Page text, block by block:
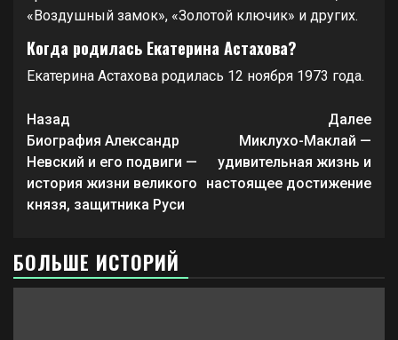
«Воздушный замок», «Золотой ключик» и других.
Когда родилась Екатерина Астахова?
Екатерина Астахова родилась 12 ноября 1973 года.
Продолжить
чтение
Назад
Биография Александр
Невский и его подвиги —
история жизни великого
князя, защитника Руси
Далее
Миклухо-Маклай —
удивительная жизнь и
настоящее достижение
БОЛЬШЕ ИСТОРИЙ